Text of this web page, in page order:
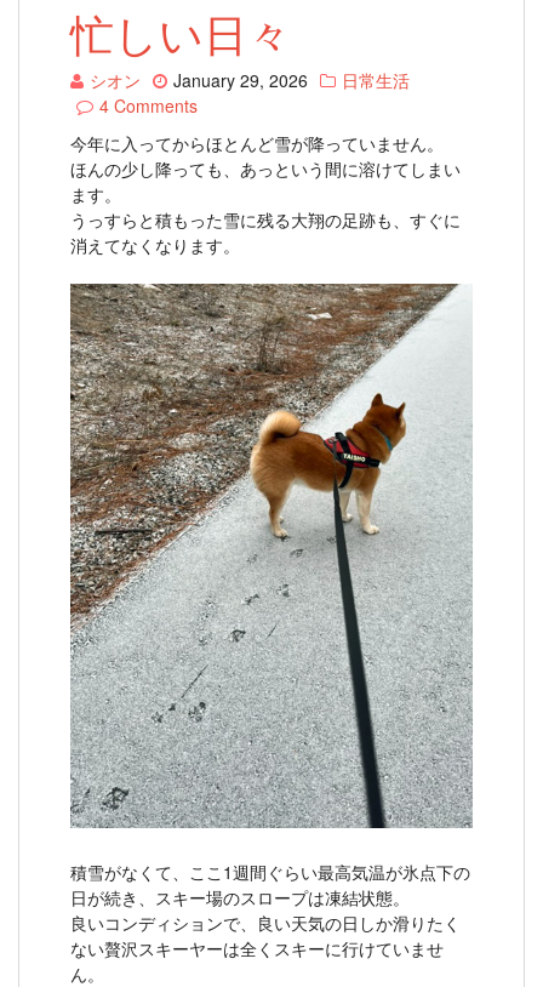
忙しい日々
シオン January 29, 2026
日常生活
4 Comments
今年に入ってからほとんど雪が降っていません。
ほんの少し降っても、あっという間に溶けてしまい
ます。
うっすらと積もった雪に残る大翔の足跡も、すぐに
消えてなくなります。
積雪がなくて、ここ1週間ぐらい最高気温が氷点下の
日が続き、スキー場のスロープは凍結状態。
良いコンディションで、良い天気の日しか滑りたく
ない贅沢スキーヤーは全くスキーに行けていませ
ん。